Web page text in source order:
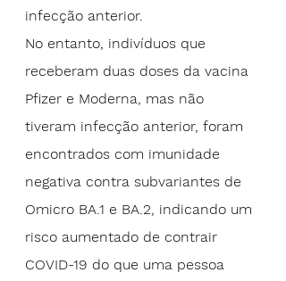
infecção anterior.
No entanto, indivíduos que
receberam duas doses da vacina
Pfizer e Moderna, mas não
tiveram infecção anterior, foram
encontrados com imunidade
negativa contra subvariantes de
Omicro BA.1 e BA.2, indicando um
risco aumentado de contrair
COVID-19 do que uma pessoa